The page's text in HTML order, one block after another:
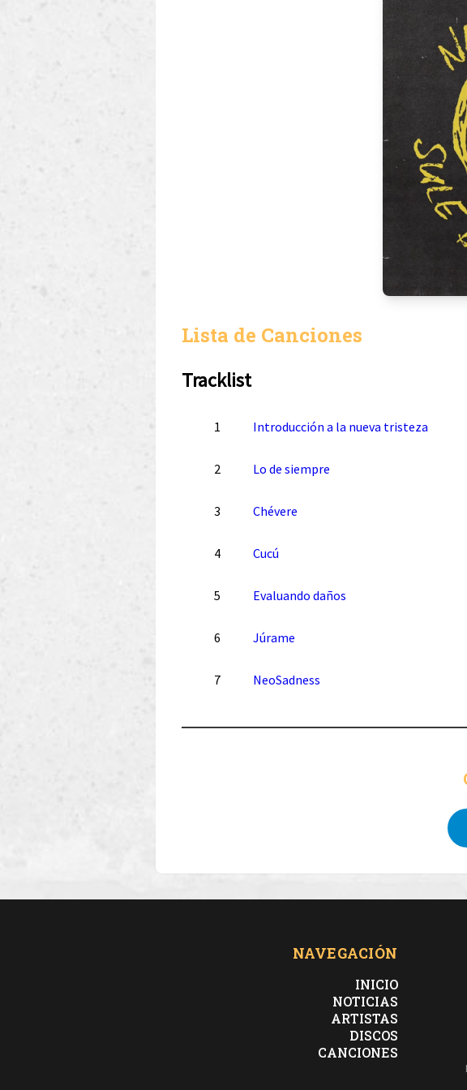
Lista de Canciones
Tracklist
1 Introducción a la nueva tristeza
2 Lo de siempre
3 Chévere
4 Cucú
5 Evaluando daños
6 Júrame
7 NeoSadness
NAVEGACIÓN
INICIO
NOTICIAS
ARTISTAS
DISCOS
CANCIONES